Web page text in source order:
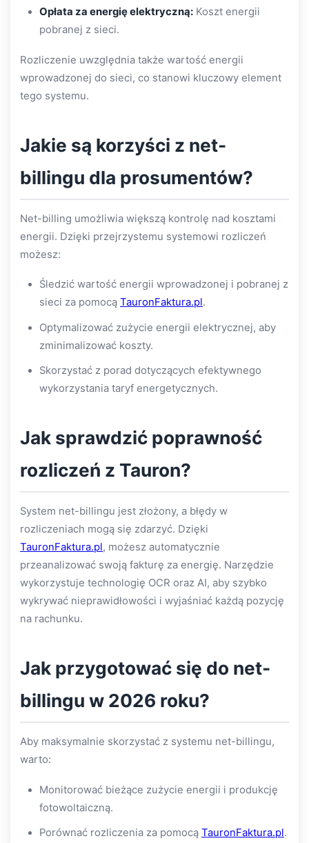
Opłata za energię elektryczną: Koszt energii
pobranej z sieci.
Rozliczenie uwzględnia także wartość energii
wprowadzonej do sieci, co stanowi kluczowy element
tego systemu.
Jakie są korzyści z net-
billingu dla prosumentów?
Net-billing umożliwia większą kontrolę nad kosztami
energii. Dzięki przejrzystemu systemowi rozliczeń
możesz:
Śledzić wartość energii wprowadzonej i pobranej z
sieci za pomocą TauronFaktura.pl.
Optymalizować zużycie energii elektrycznej, aby
zminimalizować koszty.
Skorzystać z porad dotyczących efektywnego
wykorzystania taryf energetycznych.
Jak sprawdzić poprawność
rozliczeń z Tauron?
System net-billingu jest złożony, a błędy w
rozliczeniach mogą się zdarzyć. Dzięki
TauronFaktura.pl, możesz automatycznie
przeanalizować swoją fakturę za energię. Narzędzie
wykorzystuje technologię OCR oraz AI, aby szybko
wykrywać nieprawidłowości i wyjaśniać każdą pozycję
na rachunku.
Jak przygotować się do net-
billingu w 2026 roku?
Aby maksymalnie skorzystać z systemu net-billingu,
warto:
Monitorować bieżące zużycie energii i produkcję
fotowoltaiczną.
Porównać rozliczenia za pomocą TauronFaktura.pl.